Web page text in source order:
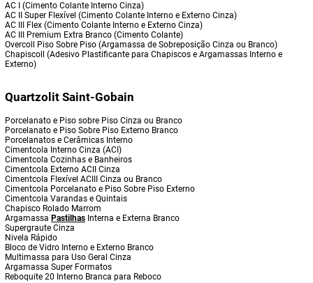
AC I (Cimento Colante Interno Cinza)
AC II Super Flexível (Cimento Colante Interno e Externo Cinza)
AC III Flex (Cimento Colante Interno e Externo Cinza)
AC III Premium Extra Branco (Cimento Colante)
Overcoll Piso Sobre Piso (Argamassa de Sobreposição Cinza ou Branco)
Chapiscoll (Adesivo Plastificante para Chapiscos e Argamassas Interno e
Externo)
Quartzolit Saint-Gobain
Porcelanato e Piso sobre Piso Cinza ou Branco
Porcelanato e Piso Sobre Piso Externo Branco
Porcelanatos e Cerâmicas Interno
Cimentcola Interno Cinza (ACI)
Cimentcola Cozinhas e Banheiros
Cimentcola Externo ACII Cinza
Cimentcola Flexível ACIII Cinza ou Branco
Cimentcola Porcelanato e Piso Sobre Piso Externo
Cimentcola Varandas e Quintais
Chapisco Rolado Marrom
Argamassa Pastilhas Interna e Externa Branco
Supergraute Cinza
Nivela Rápido
Bloco de Vidro Interno e Externo Branco
Multimassa para Uso Geral Cinza
Argamassa Super Formatos
Reboquite 20 Interno Branca para Reboco